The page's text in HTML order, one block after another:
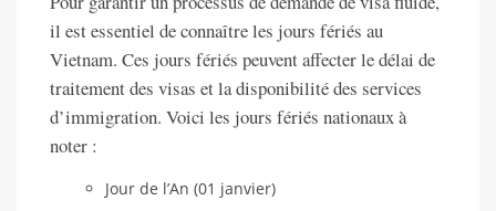
il est essentiel de connaître les jours fériés au
Vietnam. Ces jours fériés peuvent affecter le délai de
traitement des visas et la disponibilité des services
d’immigration. Voici les jours fériés nationaux à
noter :
Jour de l’An (01 janvier)